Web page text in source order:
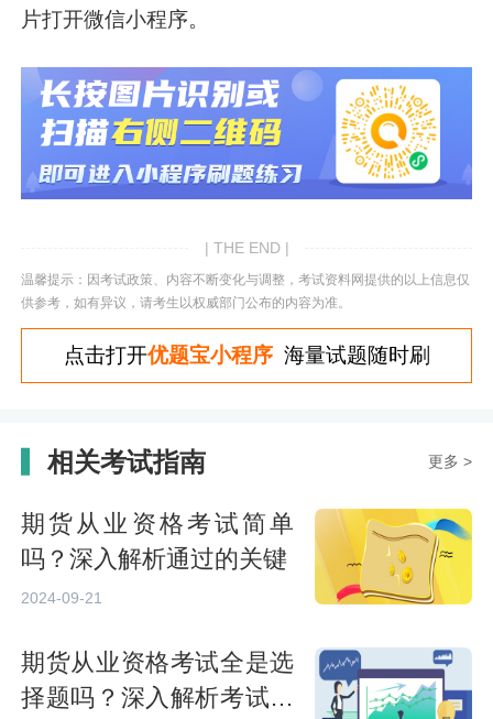
片打开微信小程序。
| THE END |
温馨提示：因考试政策、内容不断变化与调整，考试资料网提供的以上信息仅
供参考，如有异议，请考生以权威部门公布的内容为准。
点击打开优题宝小程序海量试题随时刷
相关考试指南 更多 >
期货从业资格考试简单
吗？深入解析通过的关键
2024-09-21
期货从业资格考试全是选
择题吗？深入解析考试形